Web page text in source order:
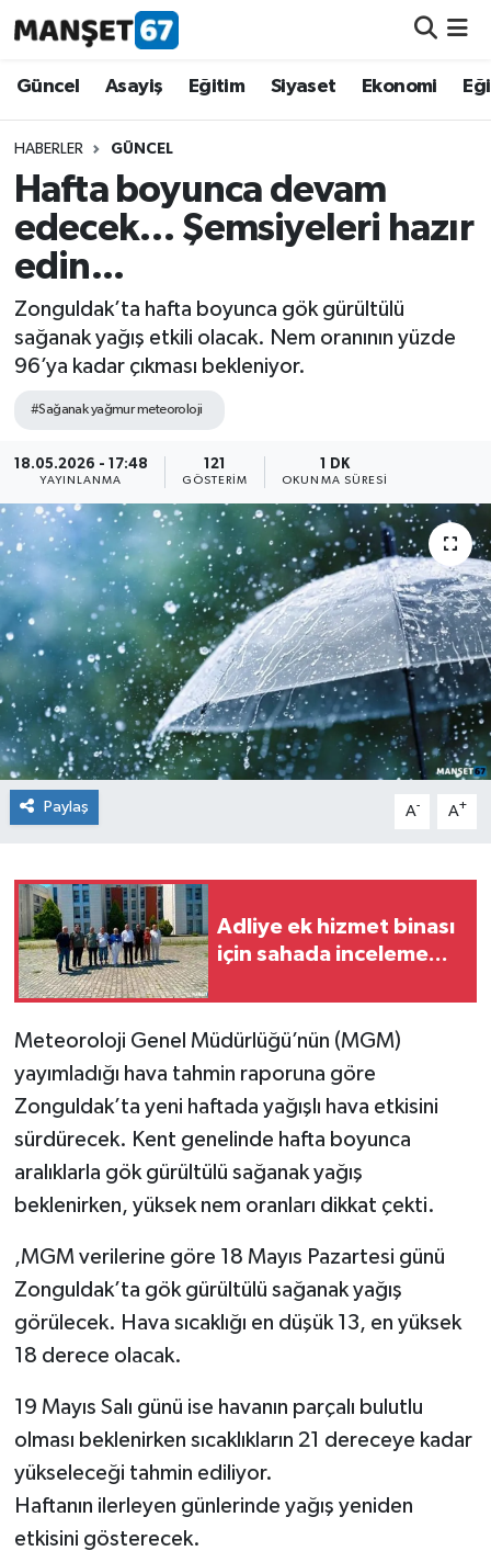
Güncel Asayiş Eğitim Siyaset Ekonomi
HABERLER GÜNCEL
Hafta boyunca devam
edecek… Şemsiyeleri hazır
edin...
Zonguldak’ta hafta boyunca gök gürültülü
sağanak yağış etkili olacak. Nem oranının yüzde
96’ya kadar çıkması bekleniyor.
#Sağanak yağmur meteoroloji
18.05.2026 - 17:48
YAYINLANMA
121
GÖSTERIM
1 DK
OKUNMA SÜRESI
Paylaş A- A+
Adliye ek hizmet binası
için sahada inceleme...
Meteoroloji Genel Müdürlüğü’nün (MGM)
yayımladığı hava tahmin raporuna göre
Zonguldak’ta yeni haftada yağışlı hava etkisini
sürdürecek. Kent genelinde hafta boyunca
aralıklarla gök gürültülü sağanak yağış
beklenirken, yüksek nem oranları dikkat çekti.
,MGM verilerine göre 18 Mayıs Pazartesi günü
Zonguldak’ta gök gürültülü sağanak yağış
görülecek. Hava sıcaklığı en düşük 13, en yüksek
18 derece olacak.
19 Mayıs Salı günü ise havanın parçalı bulutlu
olması beklenirken sıcaklıkların 21 dereceye kadar
yükseleceği tahmin ediliyor.
Haftanın ilerleyen günlerinde yağış yeniden
etkisini gösterecek.
Güncel
Asayiş
Siyaset
Spor
Eğitim
Ekonomi
Kültür-Sanat
Magazin
Medya
Mizah
Röportaj
Teknoloji